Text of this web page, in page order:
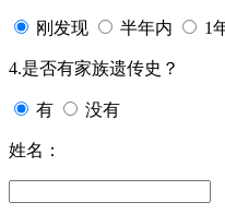
刚发现 半年内 1
4.是否有家族遗传史？
有 没有
姓名：